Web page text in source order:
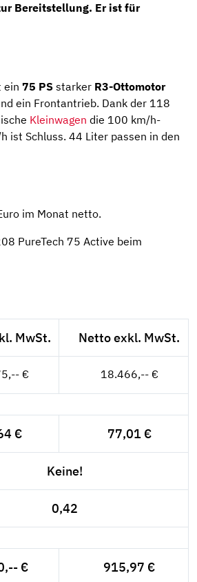
Bereitstellung. Er ist für
ein 75 PS starker R3-Ottomotor
ein Frontantrieb. Dank der 118
Kleinwagen die 100 km/h-
ist Schluss. 44 Liter passen in den
im Monat netto.
PureTech 75 Active beim
MwSt. Netto exkl. MwSt.
€ 18.466,-- €
€ 77,01 €
Keine!
0,42
€ 915,97 €